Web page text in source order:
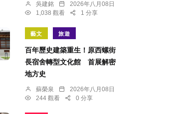
吳建銘
2026年八月08日
1,038 觀看
1 分享
藝文 旅遊
百年歷史建築重生！原西螺街
長宿舍轉型文化館 首展解密
地方史
蘇榮泉
2026年八月08日
244 觀看
0 分享